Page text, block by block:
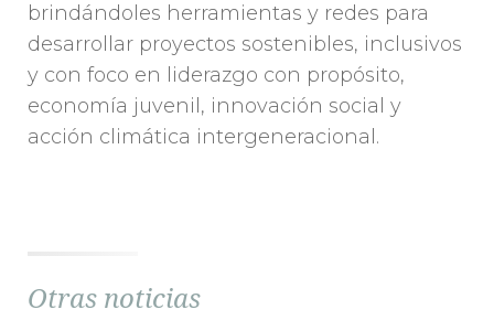
brindándoles herramientas y redes para
desarrollar proyectos sostenibles, inclusivos
y con foco en liderazgo con propósito,
economía juvenil, innovación social y
acción climática intergeneracional.
Otras noticias